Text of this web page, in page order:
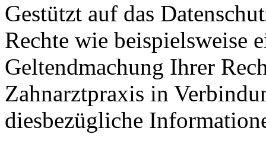
Gestützt auf das
Rechte wie beispielsweise
Geltendmachung Ihrer
Zahnarztpraxis in
diesbezügliche